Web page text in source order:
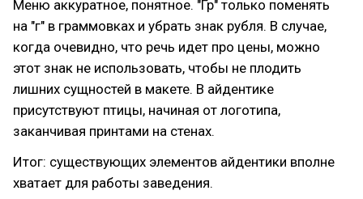
Меню аккуратное, понятное. "Гр" только поменять
на "г" в граммовках и убрать знак рубля. В случае,
когда очевидно, что речь идет про цены, можно
этот знак не использовать, чтобы не плодить
лишних сущностей в макете. В айдентике
присутствуют птицы, начиная от логотипа,
заканчивая принтами на стенах.
Итог: существующих элементов айдентики вполне
хватает для работы заведения.